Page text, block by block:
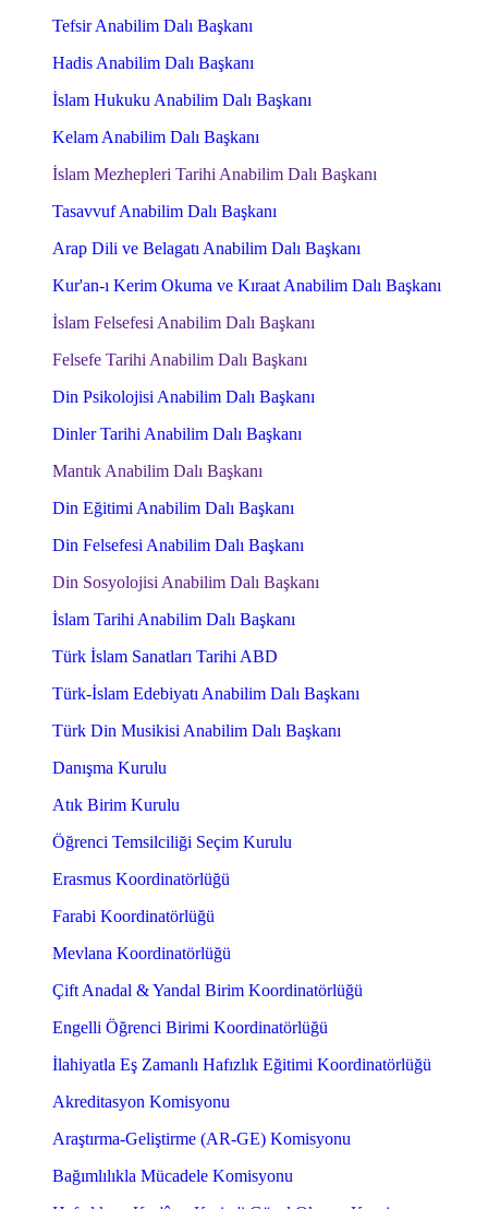
Tefsir Anabilim Dalı Başkanı
Hadis Anabilim Dalı Başkanı
İslam Hukuku Anabilim Dalı Başkanı
Kelam Anabilim Dalı Başkanı
İslam Mezhepleri Tarihi Anabilim Dalı Başkanı
Tasavvuf Anabilim Dalı Başkanı
Arap Dili ve Belagatı Anabilim Dalı Başkanı
Kur'an-ı Kerim Okuma ve Kıraat Anabilim Dalı Başkanı
İslam Felsefesi Anabilim Dalı Başkanı
Felsefe Tarihi Anabilim Dalı Başkanı
Din Psikolojisi Anabilim Dalı Başkanı
Dinler Tarihi Anabilim Dalı Başkanı
Mantık Anabilim Dalı Başkanı
Din Eğitimi Anabilim Dalı Başkanı
Din Felsefesi Anabilim Dalı Başkanı
Din Sosyolojisi Anabilim Dalı Başkanı
İslam Tarihi Anabilim Dalı Başkanı
Türk İslam Sanatları Tarihi ABD
Türk-İslam Edebiyatı Anabilim Dalı Başkanı
Türk Din Musikisi Anabilim Dalı Başkanı
Danışma Kurulu
Atık Birim Kurulu
Öğrenci Temsilciliği Seçim Kurulu
Erasmus Koordinatörlüğü
Farabi Koordinatörlüğü
Mevlana Koordinatörlüğü
Çift Anadal & Yandal Birim Koordinatörlüğü
Engelli Öğrenci Birimi Koordinatörlüğü
İlahiyatla Eş Zamanlı Hafızlık Eğitimi Koordinatörlüğü
Akreditasyon Komisyonu
Araştırma-Geliştirme (AR-GE) Komisyonu
Bağımlılıkla Mücadele Komisyonu